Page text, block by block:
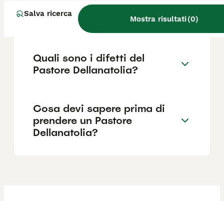
Salva ricerca
Mostra risultati(0)
Qual è il carattere del
Pastore Dellanatolia?
Quali sono i difetti del
Pastore Dellanatolia?
Cosa devi sapere prima di
prendere un Pastore
Dellanatolia?